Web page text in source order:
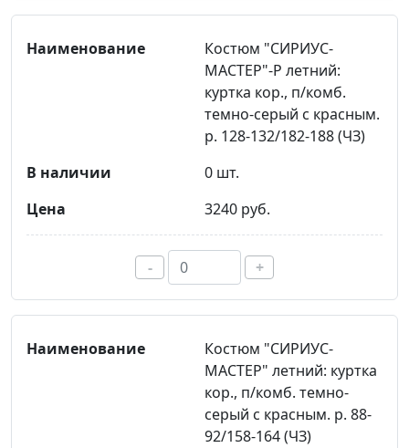
Костюм "СИРИУС-
МАСТЕР"-Р летний:
куртка кор., п/комб.
темно-серый с красным.
р. 128-132/182-188 (ЧЗ)
0 шт.
3240 руб.
- +
Костюм "СИРИУС-
МАСТЕР" летний: куртка
кор., п/комб. темно-
серый с красным. р. 88-
92/158-164 (ЧЗ)